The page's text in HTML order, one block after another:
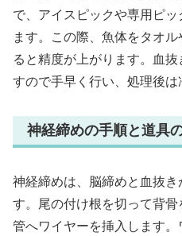
で、アイスピックや専用ピ
ます。この際、魚体をタオ
ると精度が上がります。血
すので手早く行い、処理後は
神経締めの手順と道具
神経締めは、脳締めと血抜
す。尾の付け根を切って背
管へワイヤーを挿入します